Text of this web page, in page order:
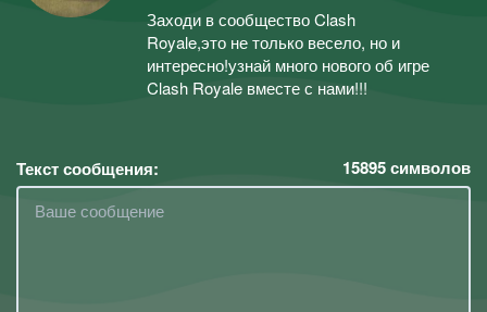
Заходи в сообщество Clash
Royale,это не только весело, но и
интересно!узнай много нового об игре
Clash Royale вместе с нами!!!
Текст сообщения: 15895символов